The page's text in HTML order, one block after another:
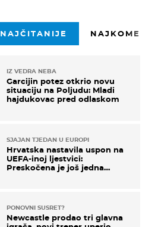
NAJČITANIJE
IZ VEDRA NEBA
Garcijin potez otkrio novu
situaciju na Poljudu: Mladi
hajdukovac pred odlaskom
SJAJAN TJEDAN U EUROPI
Hrvatska nastavila uspon na
UEFA-inoj ljestvici:
Preskočena je još jedna
PONOVNI SUSRET?
Newcastle prodao tri glavna